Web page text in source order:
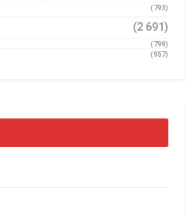
(793)
(2 691)
(799)
(957)